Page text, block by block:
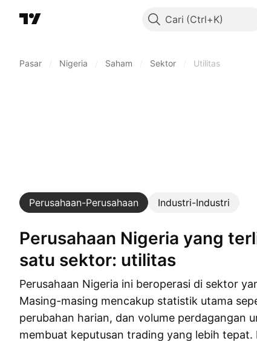
Cari
Pasar Nigeria Saham Sektor Utilitas
Perusahaan-Perusahaan Industri-Industri
Perusahaan Nigeria yang terlibat dalam
satu sektor: utilitas
Perusahaan Nigeria ini beroperasi di sektor
Masing-masing mencakup statistik utama
perubahan harian, dan volume perdagangan
membuat keputusan trading yang lebih tepat.